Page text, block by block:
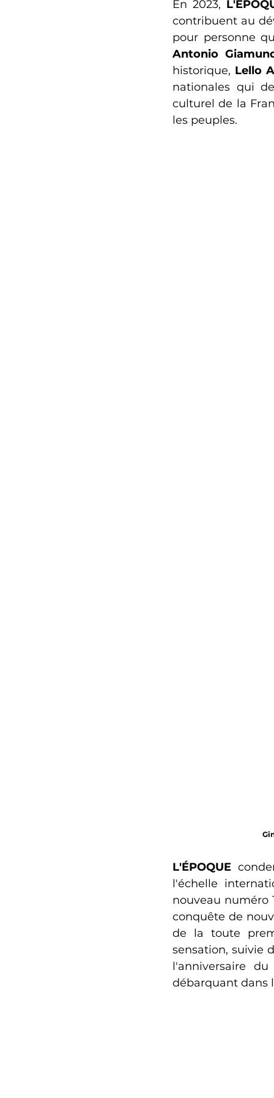
En 2023,
contribuent au
pour personne
Antonio
historique, Lello
nationales qui
culturel de la
les peuples.
L'ÉPOQUE
l'échelle
nouveau numéro
conquête de
de la toute
sensation, suivie
l'anniversaire
débarquant dans